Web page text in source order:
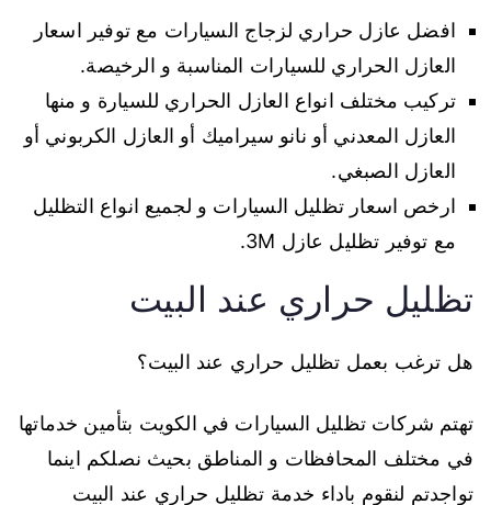
افضل عازل حراري لزجاج السيارات مع توفير اسعار
العازل الحراري للسيارات المناسبة و الرخيصة.
تركيب مختلف انواع العازل الحراري للسيارة و منها
العازل المعدني أو نانو سيراميك أو العازل الكربوني أو
العازل الصبغي.
ارخص اسعار تظليل السيارات و لجميع انواع التظليل
مع توفير تظليل عازل 3M.
تظليل حراري عند البيت
هل ترغب بعمل تظليل حراري عند البيت؟
تهتم شركات تظليل السيارات في الكويت بتأمين خدماتها
في مختلف المحافظات و المناطق بحيث نصلكم اينما
تواجدتم لنقوم باداء خدمة تظليل حراري عند البيت